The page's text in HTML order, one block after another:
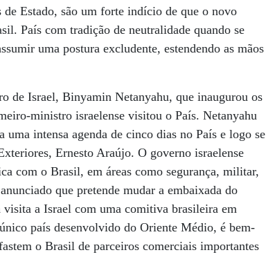
Estado, são um forte indício de que o novo
País com tradição de neutralidade quando se
uma postura excludente, estendendo as mãos
de Israel, Binyamin Netanyahu, que inaugurou os
ministro israelense visitou o País. Netanyahu
intensa agenda de cinco dias no País e logo se
Ernesto Araújo. O governo israelense
com o Brasil, em áreas como segurança, militar,
que pretende mudar a embaixada do
a Israel com uma comitiva brasileira em
país desenvolvido do Oriente Médio, é bem-
o Brasil de parceiros comerciais importantes